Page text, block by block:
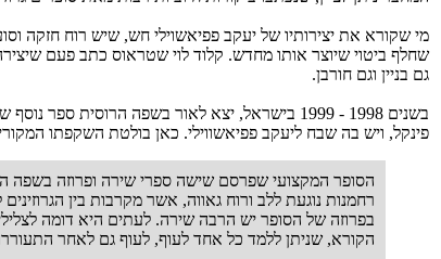
מי שקורא את יצירותיו של יעקב פפיאשוילי חש, שיש רוח חזקה
שחלף ביטוי שיוצר אותו מחדש. קלוד לוי שטראוס כתב פעם
גם בניין וגם חורבן.
בשנים 1998 - 1999 בישראל, יצא לאור בשפה הרוסית ספר נוסף של המחבר: ''
פינקל, ויש בה שבח ליעקב פפיאשווילי. כאן בולטת השקפתו
הסופר המקצועי שפרסם שישה ספרי שירה ופרוזה בשפה
רחמנות נוגעת ללב ורוח גאווה, אשר מקרבות בין
בפרוזה של הסופר יש הרבה שירה. לעתים היא דומה
הקורא, שניתן ללמד כל אחד לעוף, לעוף גם לאחר